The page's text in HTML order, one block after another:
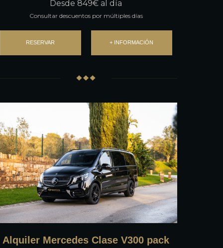
Desde849€ al día
Consultar descuentos por múltiples días
RESERVAR + INFORMACIÓN
Alquiler Mercedes Clase V300 pack